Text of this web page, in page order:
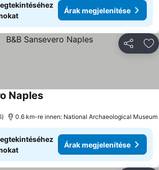
Árak megjelenítése
NaplesÁrak megjelenítése
0.6 km-re innen: National Archaeological Museum
Árak megjelenítése